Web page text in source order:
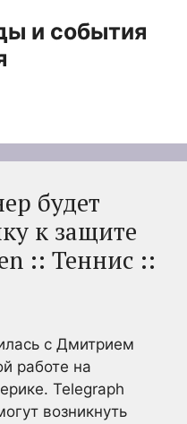
и события
будет
к защите
:: Теннис ::
с Дмитрием
работе на
Telegraph
возникнуть